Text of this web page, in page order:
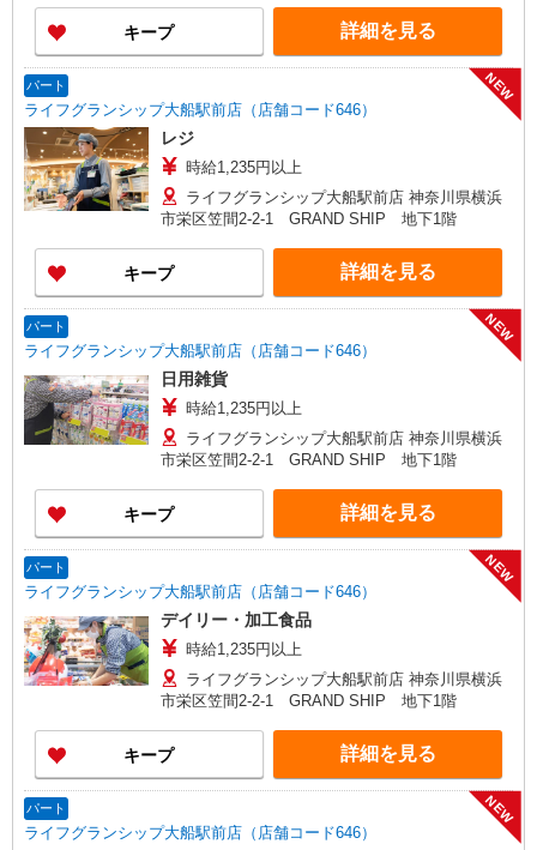
キープ 詳細を見る
パート
ライフグランシップ大船駅前店（店舗コード646）
NEW
レジ
時給1,235円以上
ライフグランシップ大船駅前店 神奈川県横浜
市栄区笠間2-2-1 GRAND SHIP 地下1階
キープ 詳細を見る
パート
ライフグランシップ大船駅前店（店舗コード646）
NEW
日用雑貨
時給1,235円以上
ライフグランシップ大船駅前店 神奈川県横浜
市栄区笠間2-2-1 GRAND SHIP 地下1階
キープ 詳細を見る
パート
ライフグランシップ大船駅前店（店舗コード646）
NEW
デイリー・加工食品
時給1,235円以上
ライフグランシップ大船駅前店 神奈川県横浜
市栄区笠間2-2-1 GRAND SHIP 地下1階
キープ 詳細を見る
パート
ライフグランシップ大船駅前店（店舗コード646）
NEW